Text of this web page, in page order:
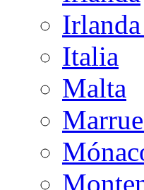
Italia
Malta